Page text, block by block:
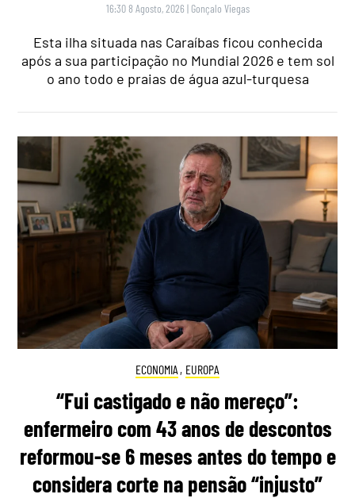
16:30 8 Agosto, 2026 | Gonçalo Viegas
Esta ilha situada nas Caraíbas ficou conhecida
após a sua participação no Mundial 2026 e tem sol
o ano todo e praias de água azul-turquesa
ECONOMIA , EUROPA
“Fui castigado e não mereço”:
enfermeiro com 43 anos de descontos
reformou-se 6 meses antes do tempo e
considera corte na pensão “injusto”